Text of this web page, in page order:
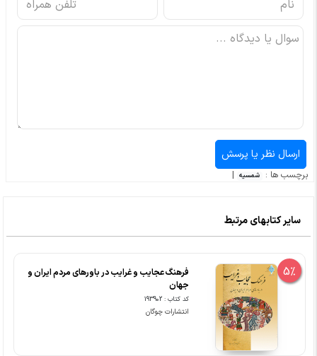
برچسب ها : شمسیه |
سایر کتابهای مرتبط
5%
فرهنگ عجایب و غرایب در باورهای مردم ایران و
جهان
کد کتاب : 193902
انتشارات چوگان